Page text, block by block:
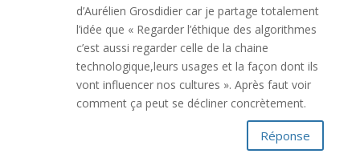
d’Aurélien Grosdidier car je partage totalement
l’idée que « Regarder l’éthique des algorithmes
c’est aussi regarder celle de la chaine
technologique,leurs usages et la façon dont ils
vont influencer nos cultures ». Après faut voir
comment ça peut se décliner concrètement.
Réponse